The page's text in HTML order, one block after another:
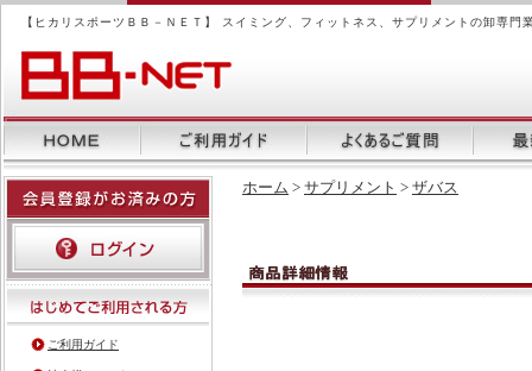
【ヒカリスポーツＢＢ－ＮＥＴ】 スイミング、フィットネス、サプリメントの卸専門
ご利用ガイド
ホーム > サプリメント > ザバス